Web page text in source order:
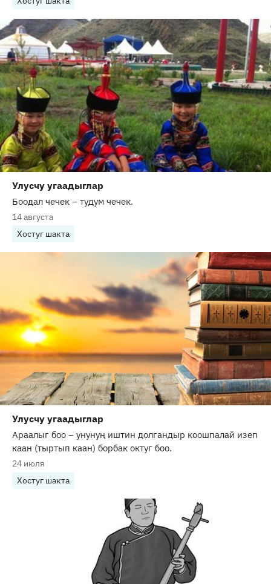
Улусчу угаадыглар
Боодал чечек – тудум чечек.
14 августа
Хостуг шакта
Улусчу угаадыглар
Араалыг боо – унунуң иштин долгандыр коошпалай изеп
каан (тыртып каан) борбак октуг боо.
24 июля
Хостуг шакта